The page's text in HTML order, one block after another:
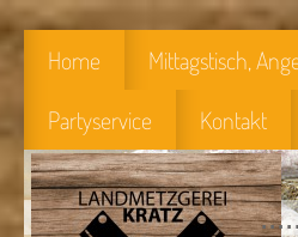
Home Mittagstisch,
Partyservice
Kontakt
......